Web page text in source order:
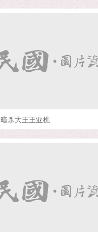
暗杀大王王亚樵